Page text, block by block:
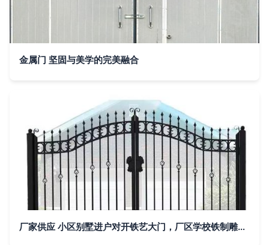
金属门 坚固与美学的完美融合
厂家供应 小区别墅进户对开铁艺大门，厂区学校铁制雕花金属门定制